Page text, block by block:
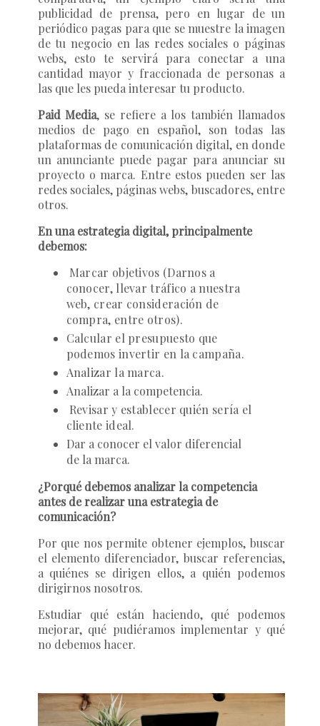
publicidad de prensa, pero en lugar de un
periódico pagas para que se muestre la imagen
de tu negocio en las redes sociales o páginas
webs, esto te servirá para conectar a una
cantidad mayor y fraccionada de personas a
las que les pueda interesar tu producto.
Paid Media, se refiere a los también llamados
medios de pago en español, son todas las
plataformas de comunicación digital, en donde
un anunciante puede pagar para anunciar su
proyecto o marca. Entre estos pueden ser las
redes sociales, páginas webs, buscadores, entre
otros.
En una estrategia digital, principalmente
debemos:
Marcar objetivos (Darnos a
conocer, llevar tráfico a nuestra
web, crear consideración de
compra, entre otros).
Calcular el presupuesto que
podemos invertir en la campaña.
Analizar la marca.
Analizar a la competencia.
Revisar y establecer quién sería el
cliente ideal.
Dar a conocer el valor diferencial
de la marca.
¿Porqué debemos analizar la competencia
antes de realizar una estrategia de
comunicación?
Por que nos permite obtener ejemplos, buscar
el elemento diferenciador, buscar referencias,
a quiénes se dirigen ellos, a quién podemos
dirigirnos nosotros.
Estudiar qué están haciendo, qué podemos
mejorar, qué pudiéramos implementar y qué
no debemos hacer.